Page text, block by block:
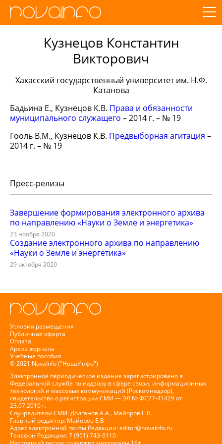
Кузнецов Константин
Викторович
Хакасский государственный университет им. Н.Ф.
Катанова
Бадьина Е., Кузнецов К.В. Права и обязанности
муниципального служащего – 2014 г. – № 19
Гооль В.М., Кузнецов К.В. Предвыборная агитация –
2014 г. – № 19
Пресс-релизы
Завершение формирования электронного архива
по направлению «Науки о Земле и энергетика»
23 ноября 2020
Создание электронного архива по направлению
«Науки о Земле и энергетика»
29 октября 2020
Условия размещения
Публичная оферта
Оплата
Архив журнала
Учебные пособия
© 2021 NovaInfo ("НоваИнфо")
Электронное периодическое издание зарегистрировано в
Федеральной службе по надзору в сфере связи, информационных
технологий и массовых коммуникаций (Роскомнадзор),
свидетельство о регистрации СМИ — ЭЛ № ФС77-41429 от
23.07.2010 г.
Соучредители СМИ: Долганов А.А., Майоров Е.В.
Главный редактор: Майоров Е.В
Адрес электронной почты Редакции:editor@novainfo.ru
Телефон Редакции: 7 (951) 743-6110